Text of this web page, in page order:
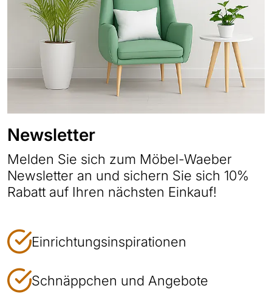
Newsletter
Melden Sie sich zum Möbel-Waeber
Newsletter an und sichern Sie sich 10%
Rabatt auf Ihren nächsten Einkauf!
Einrichtungsinspirationen
Schnäppchen und Angebote